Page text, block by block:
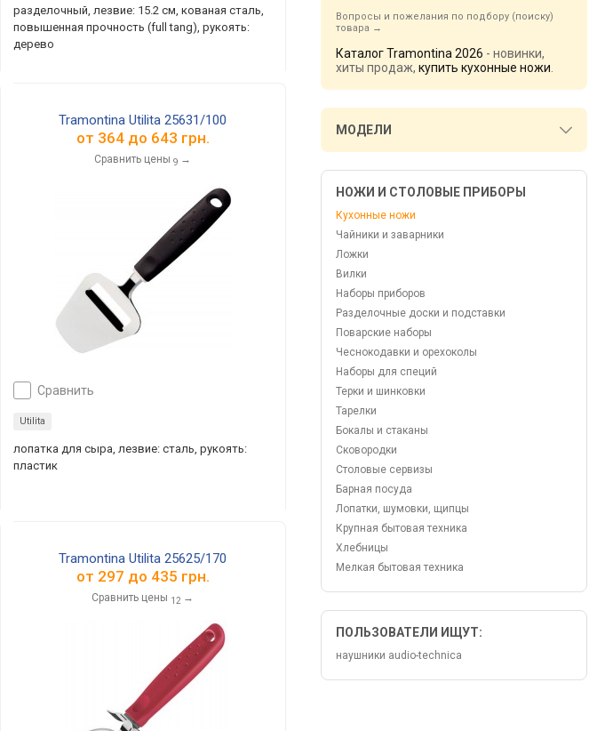
разделочный, лезвие: 15.2 см, кованая сталь,
повышенная прочность (full tang), рукоять:
дерево
Tramontina Utilita 25631/100
от 364до 643 грн.
Сравнить цены 9 →
сравнить
Utilita
лопатка для сыра, лезвие: сталь, рукоять:
пластик
Tramontina Utilita 25625/170
от 297 до 435 грн.
Сравнить цены 12 →
Вопросы и пожелания по подбору (поиску)
товара
Каталог Tramontina 2026 - новинки,
хиты продаж, купить кухонные ножи
МОДЕЛИ
НОЖИ И СТОЛОВЫЕ ПРИБОРЫ
Кухонные ножи
Чайники и заварники
Ложки
Вилки
Наборы приборов
Разделочные доски и подставки
Поварские наборы
Чеснокодавки и орехоколы
Наборы для специй
Терки и шинковки
Тарелки
Бокалы и стаканы
Сковородки
Столовые сервизы
Барная посуда
Лопатки, шумовки, щипцы
Крупная бытовая техника
Хлебницы
Мелкая бытовая техника
ПОЛЬЗОВАТЕЛИ ИЩУТ:
наушники audio-technica